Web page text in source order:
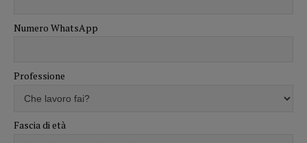
Numero WhatsApp
Professione
Fascia di età